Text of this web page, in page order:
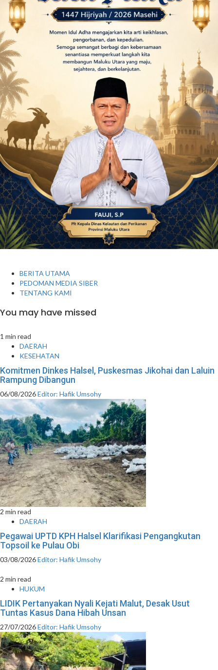
BERITA UTAMA
PEDOMAN MEDIA SIBER
TENTANG KAMI
You may have missed
1 min read
DAERAH
KESEHATAN
Komitmen Dinkes Halsel, Puskesmas Jikohai dan Laluin
Rampung Dibangun
06/08/2026Editor: Hafik Umsohy
2 min read
DAERAH
Pegawai UPTD KPH Halsel Klarifikasi Pengangkutan
Topsoil ke Pulau Obi
03/08/2026Editor: Hafik Umsohy
2 min read
HUKUM
LIDIK Pertanyakan Nyali Kejati Malut, Desak Usut
Tuntas Kasus Dana Hibah Unsan
27/07/2026Editor: Hafik Umsohy